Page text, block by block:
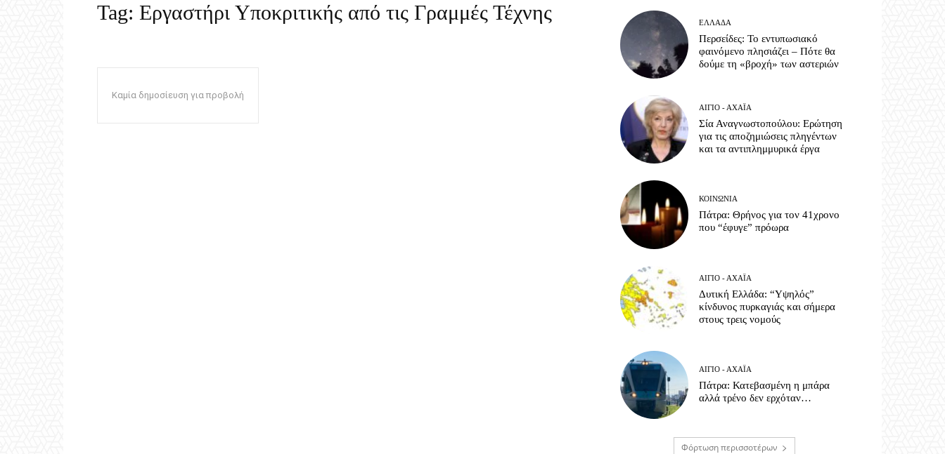
Tag: Εργαστήρι Υποκριτικής από τις Γραμμές Τέχνης
Καμία δημοσίευση για προβολή
ΕΛΛΆΔΑ
Περσείδες: Το εντυπωσιακό
φαινόμενο πλησιάζει – Πότε θα
δούμε τη «βροχή» των αστεριών
ΑΊΓΙΟ - ΑΧΑΪ́Α
Σία Αναγνωστοπούλου: Ερώτηση
για τις αποζημιώσεις πληγέντων
και τα αντιπλημμυρικά έργα
ΚΟΙΝΩΝΊΑ
Πάτρα: Θρήνος για τον 41χρονο
που “έφυγε” πρόωρα
ΑΊΓΙΟ - ΑΧΑΪ́Α
Δυτική Ελλάδα: “Υψηλός”
κίνδυνος πυρκαγιάς και σήμερα
στους τρεις νομούς
ΑΊΓΙΟ - ΑΧΑΪ́Α
Πάτρα: Κατεβασμένη η μπάρα
αλλά τρένο δεν ερχόταν…
Φόρτωση περισσοτέρων